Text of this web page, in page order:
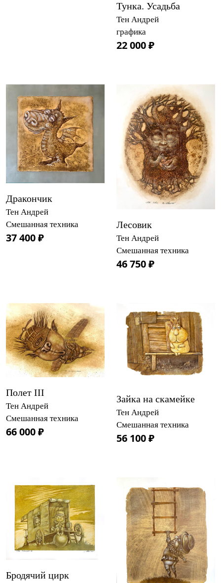
Тунка. Усадьба
Тен Андрей
графика
22 000 ₽
Дракончик
Тен Андрей
Смешанная техника
37 400 ₽
Лесовик
Тен Андрей
Смешанная техника
46 750 ₽
Полет III
Тен Андрей
Смешанная техника
66 000 ₽
Зайка на скамейке
Тен Андрей
Смешанная техника
56 100 ₽
Бродячий цирк